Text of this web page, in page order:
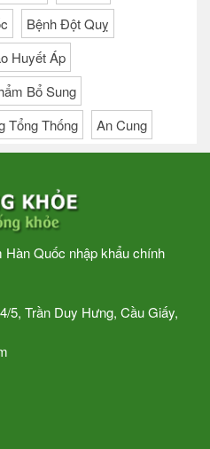
Bệnh Đột Quỵ
Huyết Áp
Bổ Sung
Tổng Thống An Cung
Quốc nhập khẩu chính
5, Trần Duy Hưng, Cầu Giấy,